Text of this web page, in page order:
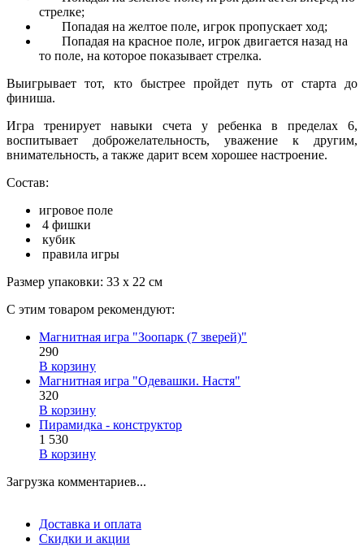
стрелке;
Попадая на желтое поле, игрок пропускает ход;
Попадая на красное поле, игрок двигается назад на
то поле, на которое показывает стрелка.
Выигрывает тот, кто быстрее пройдет путь от старта до
финиша.
Игра тренирует навыки счета у ребенка в пределах 6,
воспитывает доброжелательность, уважение к другим,
внимательность, а также дарит всем хорошее настроение.
Состав:
игровое поле
4 фишки
кубик
правила игры
Размер упаковки: 33 х 22 см
С этим товаром рекомендуют:
Магнитная игра "Зоопарк (7 зверей)"
290
В корзину
Магнитная игра "Одевашки. Настя"
320
В корзину
Пирамидка - конструктор
1 530
В корзину
Загрузка комментариев...
Доставка и оплата
Скидки и акции